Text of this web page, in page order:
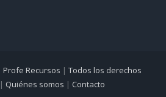
Profe Recursos | Todos los derechos
| Quiénes somos | Contacto